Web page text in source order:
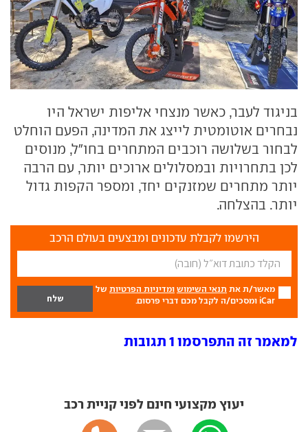
בניגוד לעבר, כאשר מנצחי אליפות ישראל היו
נבחרים אוטומטית לייצג את המדינה, הפעם הוחלט
לבחור בשלושה רוכבים המתחרים בחו"ל, מנוסים
לכן בתחרויות ובמסלולים ארוכים יותר, עם הרבה
יותר מתחרים שמזנקים יחד, ומספר הקפות גדול
יותר. בהצלחה.
הירשמו לקבלת עדכונים ומבצעים בעולם הרכב
מאשר/ת את תנאי השימוש ומדיניות הפרטיות של
iCar ומסכים/ה לקבל מכם דברי פרסום.
למאמר זה התפרסמו 1 תגובות
יעוץ מקצועי חינם לפני קניית רכב